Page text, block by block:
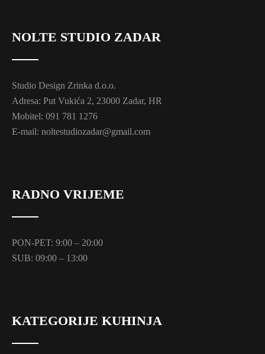
NOLTE STUDIO ZADAR
Studio Design Zrinka d.o.o.
Adresa: Put Vukića 2, 23000 Zadar, HR
Mobitel: 091 781 1276
E-mail: noltestudiozadar@gmail.com
RADNO VRIJEME
PON-PET: 9:00 – 20:00
SUB: 09:00 – 13:00
KATEGORIJE KUHINJA